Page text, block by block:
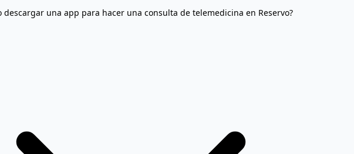
descargar una app para hacer una consulta de telemedicina en Reservo?